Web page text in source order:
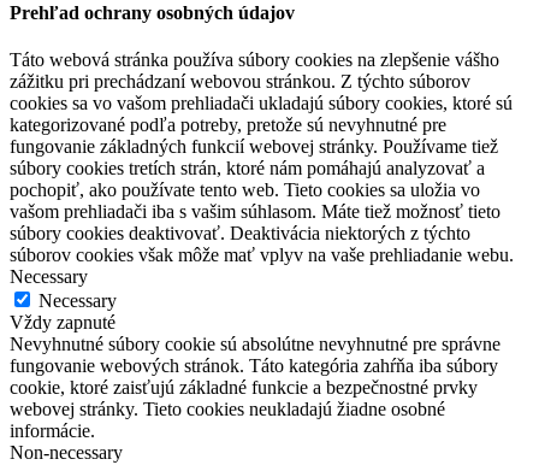
Prehľad ochrany osobných údajov
Táto webová stránka používa súbory cookies na zlepšenie vášho
zážitku pri prechádzaní webovou stránkou. Z týchto súborov
cookies sa vo vašom prehliadači ukladajú súbory cookies, ktoré sú
kategorizované podľa potreby, pretože sú nevyhnutné pre
fungovanie základných funkcií webovej stránky. Používame tiež
súbory cookies tretích strán, ktoré nám pomáhajú analyzovať a
pochopiť, ako používate tento web. Tieto cookies sa uložia vo
vašom prehliadači iba s vašim súhlasom. Máte tiež možnosť tieto
súbory cookies deaktivovať. Deaktivácia niektorých z týchto
súborov cookies však môže mať vplyv na vaše prehliadanie webu.
Necessary
Necessary
Vždy zapnuté
Nevyhnutné súbory cookie sú absolútne nevyhnutné pre správne
fungovanie webových stránok. Táto kategória zahŕňa iba súbory
cookie, ktoré zaisťujú základné funkcie a bezpečnostné prvky
webovej stránky. Tieto cookies neukladajú žiadne osobné
informácie.
Non-necessary